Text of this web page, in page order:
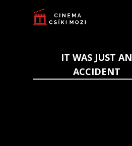
IT WAS JUST AN
ACCIDENT